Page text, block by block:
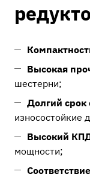
Высокая
шестерни;
Долгий
износостойкие
Высокий
мощности;